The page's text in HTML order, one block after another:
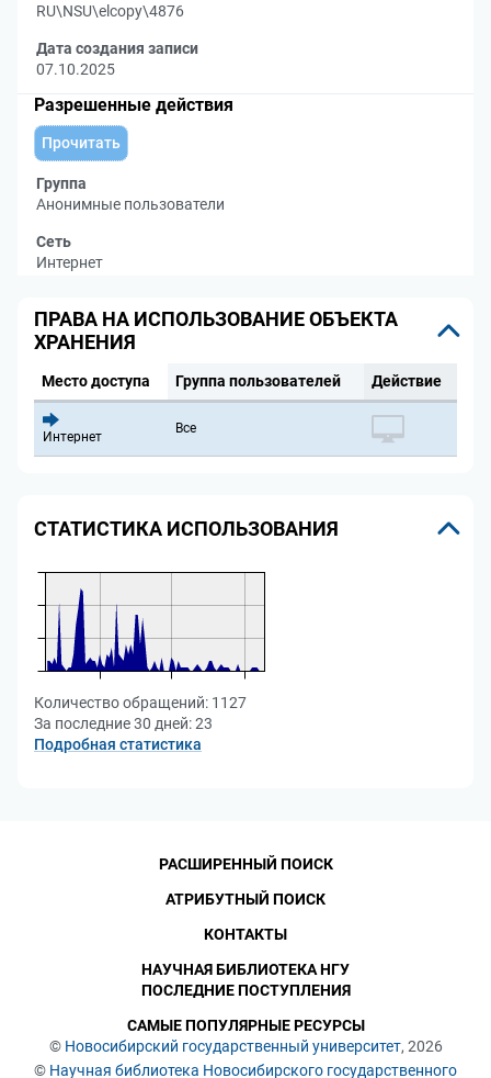
RU\NSU\elcopy\4876
Дата создания записи
07.10.2025
Разрешенные действия
Прочитать
Группа
Анонимные пользователи
Сеть
Интернет
ПРАВА НА ИСПОЛЬЗОВАНИЕ ОБЪЕКТА
ХРАНЕНИЯ
Место доступа Группа пользователей Действие
Интернет
Все
СТАТИСТИКА ИСПОЛЬЗОВАНИЯ
Количество обращений: 1127
За последние 30 дней:23
Подробная статистика
© Новосибирский государственный университет, 2026
© Научная библиотека Новосибирского государственного
РАСШИРЕННЫЙ ПОИСК
АТРИБУТНЫЙ ПОИСК
КОНТАКТЫ
НАУЧНАЯ БИБЛИОТЕКА НГУ
ПОСЛЕДНИЕ ПОСТУПЛЕНИЯ
САМЫЕ ПОПУЛЯРНЫЕ РЕСУРСЫ